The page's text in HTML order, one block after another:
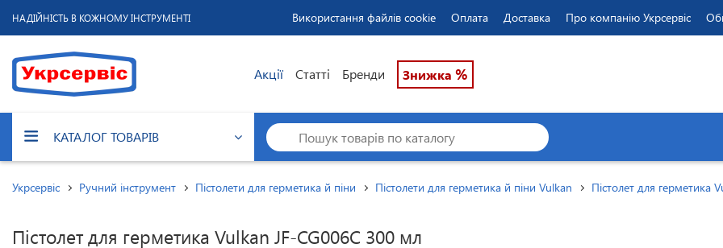
НАДІЙНІСТЬ В КОЖНОМУ ІНСТРУМЕНТІ Використання файлів cookie Оплата Доставка Про компанію Укрсервіс
Акції Статті Бренди Знижка %
КАТАЛОГ ТОВАРІВ
Укрсервіс Ручний інструмент Пістолети для герметика й піни Пістолети для герметика й піни Vulkan Пістолет для герметика
Пістолет для герметика Vulkan JF-CG006C 300 мл